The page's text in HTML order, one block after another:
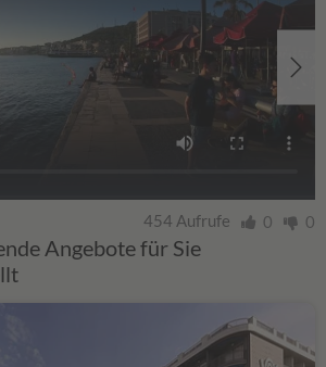
454 Aufrufe 0 0
Angebote für Sie